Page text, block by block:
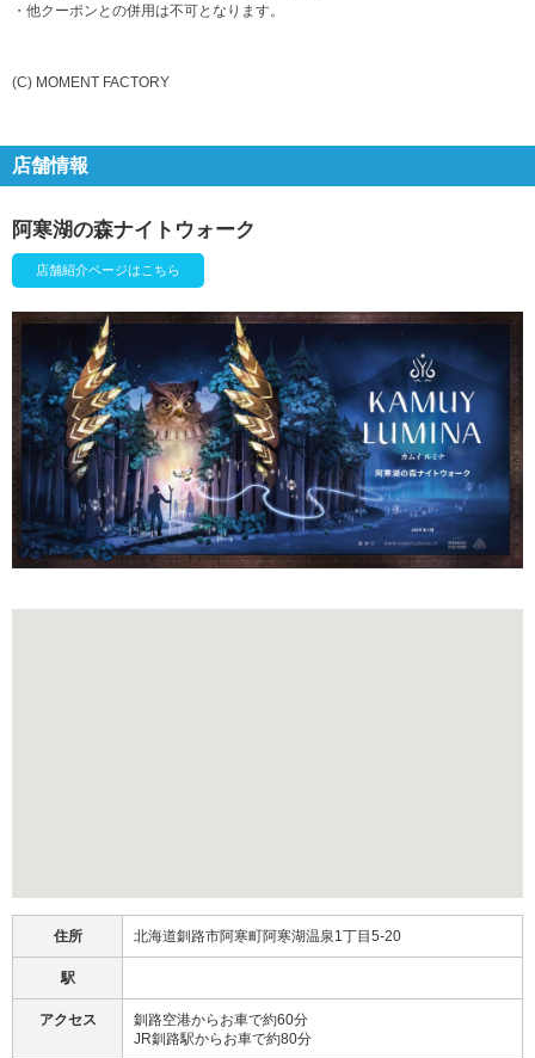
・他クーポンとの併用は不可となります。
(C) MOMENT FACTORY
店舗情報
阿寒湖の森ナイトウォーク
店舗紹介ページはこちら
住所 北海道釧路市阿寒町阿寒湖温泉1丁目5-20
駅
アクセス
釧路空港からお車で約60分
JR釧路駅からお車で約80分